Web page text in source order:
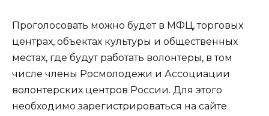
Проголосовать можно будет в МФЦ, торговых
центрах, объектах культуры и общественных
местах, где будут работать волонтеры, в том
числе члены Росмолодежи и Ассоциации
волонтерских центров России. Для этого
необходимо зарегистрироваться на сайте